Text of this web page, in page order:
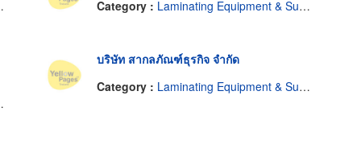
Category : Laminating Equipment & Supplies
บริษัท สากลภัณฑ์ธุรกิจ จำกัด
Category : Laminating Equipment & Supplies